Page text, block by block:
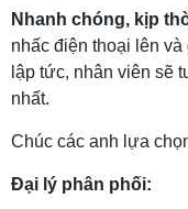
Nhanh chóng, kịp
nhấc điện thoại lên và
lập tức, nhân viên sẽ
nhất.
Chúc các anh lựa
Đại lý phân phối: